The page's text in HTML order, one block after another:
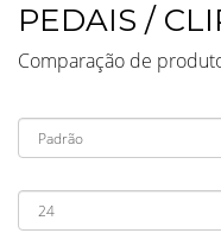
PEDAIS /
Comparação de